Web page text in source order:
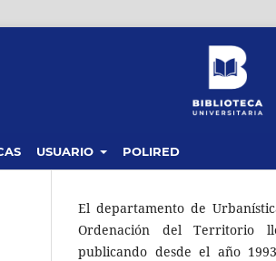
USUARIO POLIRED
El departamento de
Ordenación del Territorio
publicando desde el año